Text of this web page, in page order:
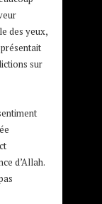
des yeux,
sur
d’Allah.